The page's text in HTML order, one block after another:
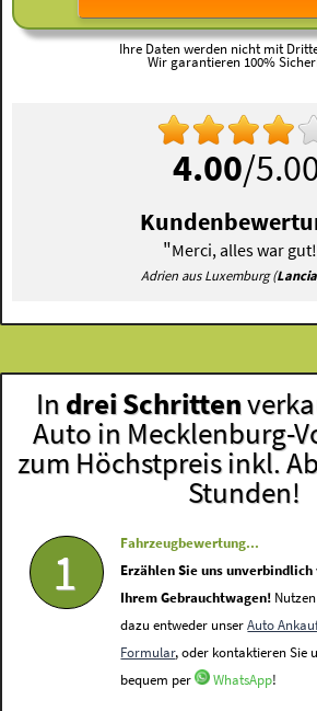
Ihre Daten werden nicht mit
Wir garantieren 100%
4.00/
"Merci, alles war gut!
Adrien aus Luxemburg (
In drei Schritten
Auto in Mecklenburg-
zum Höchstpreis inkl.
Stunden!
1
Fahrzeugbewertung...
Erzählen Sie uns unverbindlich
Ihrem Gebrauchtwagen!
dazu entweder unserAuto
Formular, oder kontaktieren Sie
bequem per
WhatsApp!